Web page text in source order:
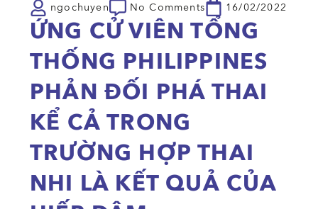
ngochuyen No Comments 16/02/2022
ỨNG CỬ VIÊN TỔNG
THỐNG PHILIPPINES
PHẢN ĐỐI PHÁ THAI
KỂ CẢ TRONG
TRƯỜNG HỢP THAI
NHI LÀ KẾT QUẢ CỦA